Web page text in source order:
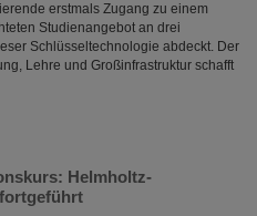
erstmals Zugang zu einem
Studienangebot an drei
Schlüsseltechnologie abdeckt. Der
Lehre und Großinfrastruktur schafft
Helmholtz-